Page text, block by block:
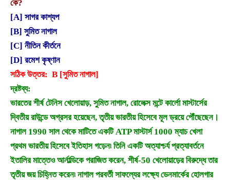
কে?
[A] সাগর কাশ্যপ
[B] সুমিত নাগাল
[C] নীতিন কীর্তনে
[D] রমেশ কৃষ্ণান
সঠিক উত্তর: B [সুমিত নাগাল]
দ্রষ্টব্য:
ভারতের শীর্ষ টেনিস খেলোয়াড়, সুমিত নাগাল, রোলেক্স মন্টে কার্লো মাস্টার্সের
দ্বিতীয় রাউন্ডে অগ্রসর হয়েছেন, তৃতীয় ভারতীয় হিসেবে মূল ড্রয়ে পৌঁছেছেন।
নাগাল 1990 সাল থেকে মাটিতে একটি ATP মাস্টার্স 1000 ম্যাচ খেলা
প্রথম ভারতীয় হিসেবে ইতিহাস গড়েন৷ তিনি একটি অত্যাশ্চর্য প্রত্যাবর্তনে
ইতালির মাত্তেও আর্নাল্ডিকে পরাজিত করেন, শীর্ষ-50 খেলোয়াড়ের বিরুদ্ধে তার
তৃতীয় জয় চিহ্নিত করেন৷ নাগাল পরবর্তী সাফল্যের লক্ষ্যে ডেনমার্কের হোলগার